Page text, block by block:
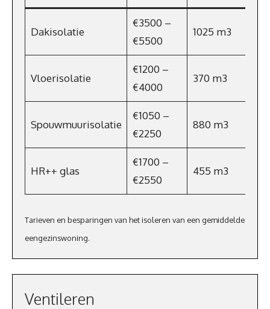
Dakisolatie
€3500 –
€5500
1025 m3
Vloerisolatie
€1200 –
€4000
370 m3
Spouwmuurisolatie
€1050 –
€2250
880 m3
HR++ glas
€1700 –
€2550
455 m3
Tarieven en besparingen van het isoleren van een gemiddelde
eengezinswoning.
Ventileren